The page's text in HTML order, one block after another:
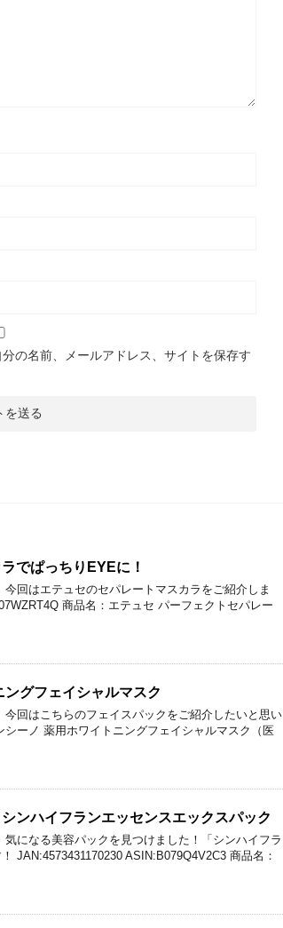
の名前、メールアドレス、サイトを保存す
でぱっちりEYEに！
回はエテュセのセパレートマスカラをご紹介しま
商品名：エテュセ パーフェクトセパレー
ングフェイシャルマスク
回はこちらのフェイスパックをご紹介したいと思い
ーノ 薬用ホワイトニングフェイシャルマスク（医
ンハイフランエッセンスエックスパック
になる美容パックを見つけました！「シンハイフラ
JAN:4573431170230 ASIN:B079Q4V2C3 商品名：